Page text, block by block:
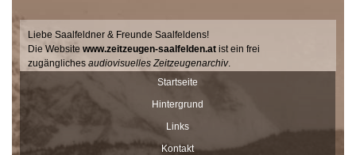
Liebe Saalfeldner & Freunde Saalfeldens!
Die Websitewww.zeitzeugen-saalfelden.at ist ein frei
zugänglichesaudiovisuelles Zeitzeugenarchiv.
Seit 2017 sucht der Filmemacher Thomas Junker gemeinsam mit
Dr. Andrea Dillinger vom Museum Schloss Ritzen im Auftrag der
Stadtgemeinde Saalfelden Zeitzeugen auf hält ihre Geschichten
und Erinnerungen mit der Videokamera fest.
Diese Interviews werden Stück für Stück auf dieser Seite
Startseite
Hintergrund
Links
Kontakt